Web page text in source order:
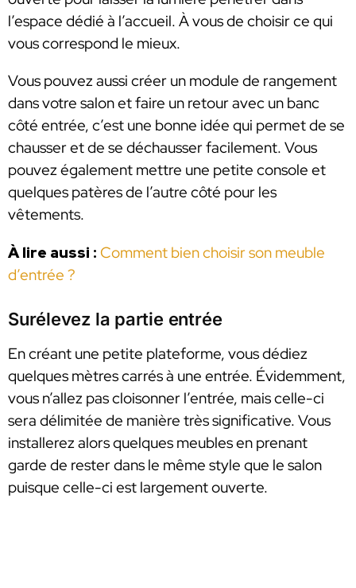
l’espace dédié à l’accueil. À vous de choisir ce qui
vous correspond le mieux.
Vous pouvez aussi créer un module de rangement
dans votre salon et faire un retour avec un banc
côté entrée, c’est une bonne idée qui permet de se
chausser et de se déchausser facilement. Vous
pouvez également mettre une petite console et
quelques patères de l’autre côté pour les
vêtements.
À lire aussi : Comment bien choisir son meuble
d’entrée ?
Surélevez la partie entrée
En créant une petite plateforme, vous dédiez
quelques mètres carrés à une entrée. Évidemment,
vous n’allez pas cloisonner l’entrée, mais celle-ci
sera délimitée de manière très significative. Vous
installerez alors quelques meubles en prenant
garde de rester dans le même style que le salon
puisque celle-ci est largement ouverte.